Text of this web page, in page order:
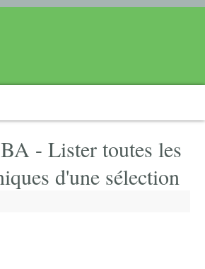
- Lister toutes les
d'une sélection